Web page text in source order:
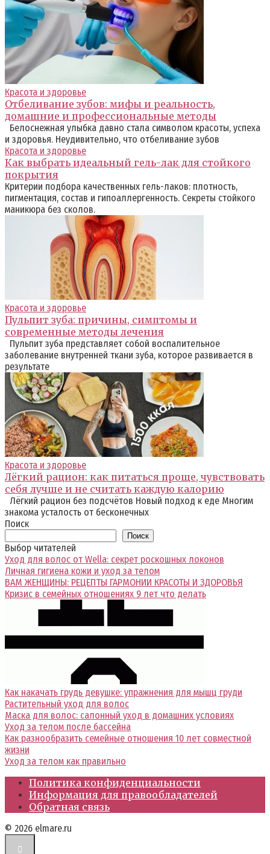
Красота и здоровье
Отбеливание зубов: мифы и реальность,
домашние и профессиональные методы
Белоснежная улыбка давно стала символом красоты, успеха
и здоровья. Неудивительно, что отбеливание зубов
Красота и здоровье
Как выбрать идеальный гель-лак для стойкого
покрытия
Критерии подбора качественных гель-лаков: плотность,
пигментация, состав и гипоаллергенность. Секреты стойкого
маникюра без сколов.
Красота и здоровье
Пульпит зуба: причины, симптомы и
современные методы лечения
Пульпит зуба представляет собой воспалительное
заболевание внутренней ткани зуба, которое развивается в
результате
Красота и здоровье
Лёгкий рацион: как питаться проще, чувствовать
себя лучше и не считать каждую калорию
Лёгкий рацион без подсчётов Новый подход к еде Многим
знакома усталость от бесконечных
Поиск
Поиск
Выбор читателей
Уход для волос от Wella: секрет роскошных локонов
Личная гигиена кожи и уход за телом
ВАМ ЖЕНЩИНЫ: РЕЦЕПТЫ ГАРМОНИИ КРАСОТЫ И ЗДОРОВЬЯ
Кризис в семейных отношениях 9 лет что делать
Как накачать грудь девушке: упражнения для мышц груди
Растительный уход для волос
Маска для волос: салонный уход в домашних условиях
Уход за телом после бассейна
Как разнообразить семейные отношения 10 лет совместной
жизни
Уход за телом как правильно
Политика конфиденциальности
Информация для правообладателей
Обратная связь
© 2026 elmare.ru